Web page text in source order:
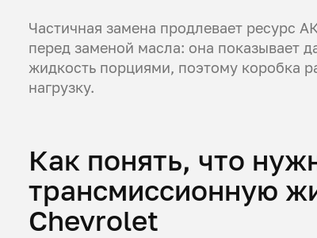
Частичная замена продлевает ресурс
перед заменой масла: она показывает
жидкость порциями, поэтому коробка
нагрузку.
Как понять, что
трансмиссионную
Chevrolet